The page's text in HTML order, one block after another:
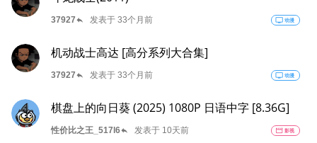
37927reply 发表于 33个月前 tv 动漫
机动战士高达 [高分系列大合集]
37927reply 发表于 33个月前 tv 动漫
棋盘上的向日葵 (2025) 1080P 日语中字 [8.36G]
性价比之王_517l6reply 发表于 10天前 movie 影视